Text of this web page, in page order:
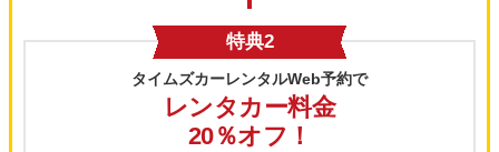
特典2
タイムズカーレンタルWeb予約で
レンタカー料金
20％オフ！